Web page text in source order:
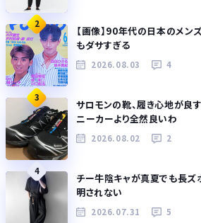
2
【画像】90年代の日本のメン
もダサすぎる
2026.08.03 4
3
サロモンの靴、履き心地が良
ニーカーより全然良いわ
2026.08.02 2
4
チー牛陰キャが真夏でも長ズ
明されない
2026.07.31 5